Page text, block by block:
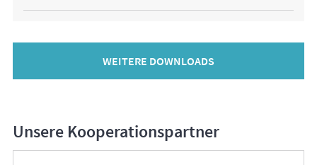
WEITERE DOWNLOADS
Unsere Kooperationspartner